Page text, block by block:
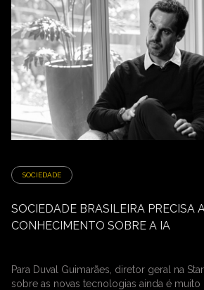
SOCIEDADE
SOCIEDADE BRASILEIRA PRECISA
CONHECIMENTO SOBRE A IA
Para Duval Guimarães, diretor geral na
sobre as novas tecnologias ainda é muito